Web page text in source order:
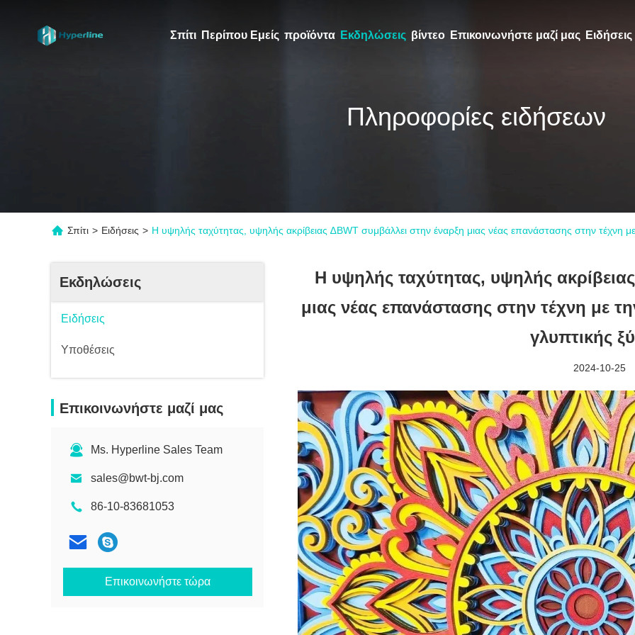
Σπίτι Περίπου Εμείς προϊόντα Εκδηλώσεις βίντεο Επικοινωνήστε μαζί μας
Πληροφορίες ειδήσεων
Σπίτι > Ειδήσεις > Η υψηλής ταχύτητας, υψηλής ακρίβειας ∆BWT συμβάλλει στην έναρξη μιας νέας επανάστασης στην τέχνη
Εκδηλώσεις
Ειδήσεις
Υποθέσεις
Επικοινωνήστε μαζί μας
Ms. Hyperline Sales Team
sales@bwt-bj.com
86-10-83681053
Επικοινωνήστε τώρα
Η υψηλής ταχύτητας, υψηλής
μιας νέας επανάστασης στην τέχνη με
γλυπτικής
2024-10-25